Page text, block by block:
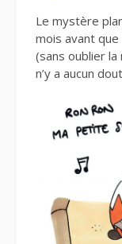
Le mystère
mois avant
(sans oublier la
n’y a aucun